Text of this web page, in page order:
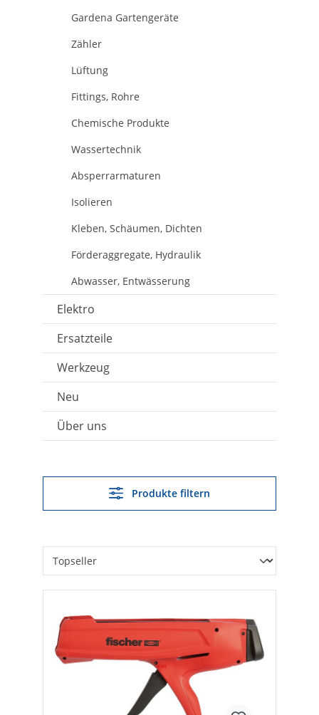
Gardena Gartengeräte
Zähler
Lüftung
Fittings, Rohre
Chemische Produkte
Wassertechnik
Absperrarmaturen
Isolieren
Kleben, Schäumen, Dichten
Förderaggregate, Hydraulik
Abwasser, Entwässerung
Elektro
Ersatzteile
Werkzeug
Neu
Über uns
Produkte filtern